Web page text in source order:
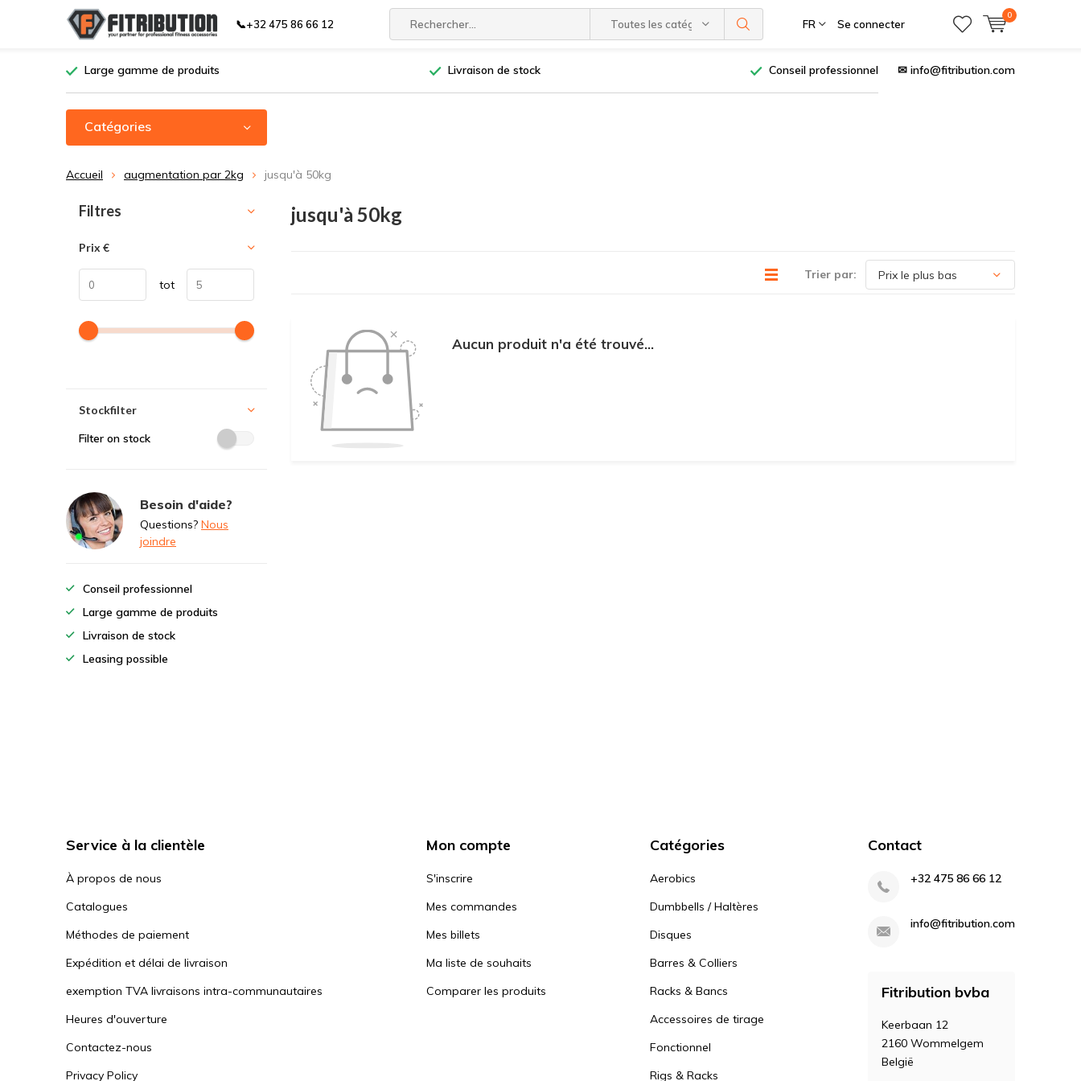
📞+32 475 86 66 12 Toutes les catégories FR Se connecter
0
Large gamme de produits Livraison de stock Conseil professionnel ✉ info@fitribution.com
Catégories
Accueil augmentation par 2kg jusqu'à 50kg
jusqu'à 50kg
Trier par:
Aucun produit n'a été trouvé...
Trier par:
Filtres
Prix €
tot
Stockfilter
Filter on stock
Besoin d'aide?
Questions? Nous
joindre
Conseil professionnel
Large gamme de produits
Livraison de stock
Leasing possible
Service à la clientèle
À propos de nous
Catalogues
Méthodes de paiement
Expédition et délai de livraison
exemption TVA livraisons intra-communautaires
Heures d'ouverture
Contactez-nous
Privacy Policy
Mon compte
S'inscrire
Mes commandes
Mes billets
Ma liste de souhaits
Comparer les produits
Catégories
Aerobics
Dumbbells / Haltères
Disques
Barres & Colliers
Racks & Bancs
Accessoires de tirage
Fonctionnel
Rigs & Racks
Contact
+32 475 86 66 12
info@fitribution.com
Fitribution bvba
Keerbaan 12
2160 Wommelgem
België